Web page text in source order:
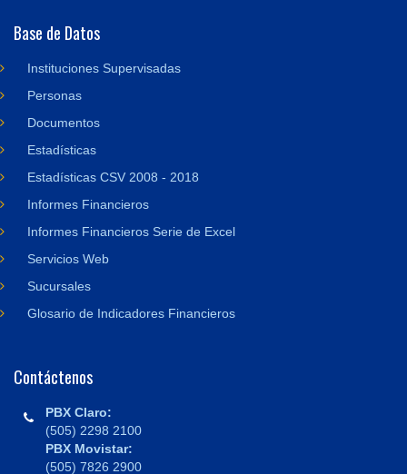
Base de Datos
Instituciones Supervisadas
Personas
Documentos
Estadísticas
Estadísticas CSV 2008 - 2018
Informes Financieros
Informes Financieros Serie de Excel
Servicios Web
Sucursales
Glosario de Indicadores Financieros
Contáctenos
PBX Claro:
(505) 2298 2100
PBX Movistar:
(505) 7826 2900